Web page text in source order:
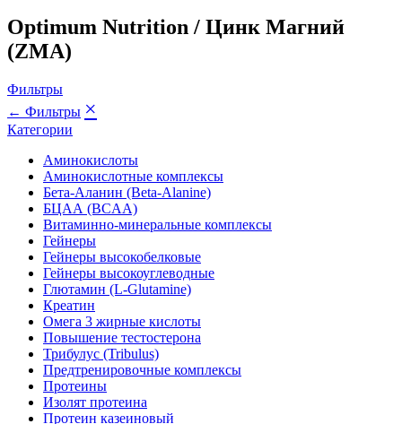
Optimum Nutrition / Цинк Магний
(ZMA)
Фильтры
← Фильтры ×
Категории
Аминокислоты
Аминокислотные комплексы
Бета-Аланин (Beta-Alanine)
БЦАА (BCAA)
Витаминно-минеральные комплексы
Гейнеры
Гейнеры высокобелковые
Гейнеры высокоуглеводные
Глютамин (L-Glutamine)
Креатин
Омега 3 жирные кислоты
Повышение тестостерона
Трибулус (Tribulus)
Предтренировочные комплексы
Протеины
Изолят протеина
Протеин казеиновый